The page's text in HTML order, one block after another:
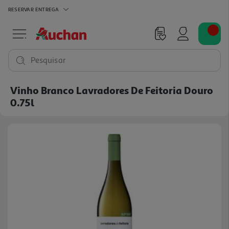
RESERVAR ENTREGA
Pesquisar
Vinho Branco Lavradores De Feitoria Douro
0.75l